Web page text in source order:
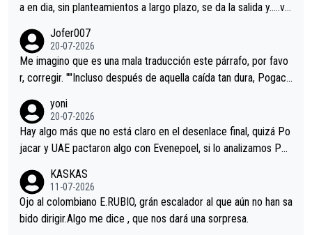
a en dia, sin planteamientos a largo plazo, se da la salida y…..ve
Minguez, Velez etc etc.Me da pena vivir estos momentos tan
tristes sin victorias.
Jofer007
20-07-2026
Me imagino que es una mala traducción este párrafo, por favo
r, corregir. ""Incluso después de aquella caída tan dura, Pogaca
permaneció pegado a su rueda. Parecía increíble la forma en l
a que era capaz de controlar el miedo", recordó."
yoni
20-07-2026
Hay algo más que no está claro en el desenlace final, quizá Po
jacar y UAE pactaron algo con Evenepoel, si lo analizamos Poj
i sin pedalear, luego está el saludo con Evenepoel dándose la
mano de una manera muy fraternal, más allá de los típicos toqu
es en el hombro con que saludaba a Vingegard. Ahí hubo una in
KASKAS
11-07-2026
Ojo al colombiano E.RUBIO, grán escalador al que aún no han sa
bido dirigir.Algo me dice , que nos dará una sorpresa.